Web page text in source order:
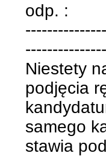
odp. :
Niestety
podjęcia
samego
stawia